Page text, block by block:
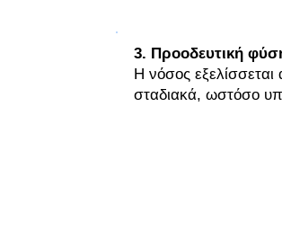
3. Προοδευτική
Η νόσος
σταδιακά, ωστόσο